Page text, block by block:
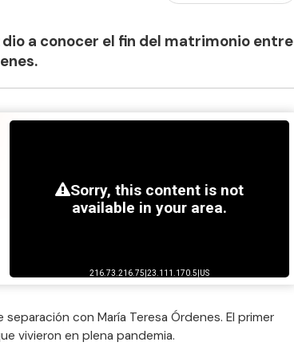
a conocer el fin del matrimonio entre
con María Teresa Órdenes. El primer
vivieron en plena pandemia.